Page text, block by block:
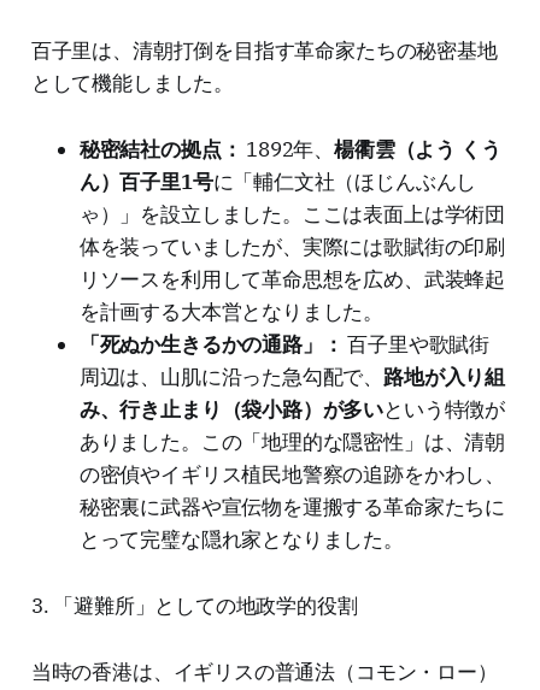
百子里は、清朝打倒を目指す革命家たちの秘密基地
として機能しました。
秘密結社の拠点： 1892年、楊衢雲（よう くう
ん）百子里1号に「輔仁文社（ほじんぶんし
ゃ）」を設立しました。ここは表面上は学術団
体を装っていましたが、実際には歌賦街の印刷
リソースを利用して革命思想を広め、武装蜂起
を計画する大本営となりました。
「死ぬか生きるかの通路」： 百子里や歌賦街
周辺は、山肌に沿った急勾配で、 路地が入り組
み、行き止まり（袋小路）が多いという特徴が
ありました。この「地理的な隠密性」は、清朝
の密偵やイギリス植民地警察の追跡をかわし、
秘密裏に武器や宣伝物を運搬する革命家たちに
とって完璧な隠れ家となりました。
3. 「避難所」としての地政学的役割
当時の香港は、イギリスの普通法（コモン・ロー）